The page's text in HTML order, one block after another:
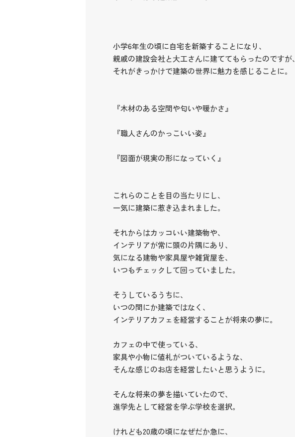
小学6年生の頃に自宅を新築することになり、
親戚の建設会社と大工さんに建ててもらったのですが、
それがきっかけで建築の世界に魅力を感じることに。
『木材のある空間や匂いや暖かさ』
『職人さんのかっこいい姿』
『図面が現実の形になっていく』
これらのことを目の当たりにし、
一気に建築に惹き込まれました。
それからはカッコいい建築物や、
インテリアが常に頭の片隅にあり、
気になる建物や家具屋や雑貨屋を、
いつもチェックして回っていました。
そうしているうちに、
いつの間にか建築ではなく、
インテリアカフェを経営することが将来の夢に。
カフェの中で使っている、
家具や小物に値札がついているような、
そんな感じのお店を経営したいと思うように。
そんな将来の夢を描いていたので、
進学先として経営を学ぶ学校を選択。
けれども20歳の頃になぜだか急に、